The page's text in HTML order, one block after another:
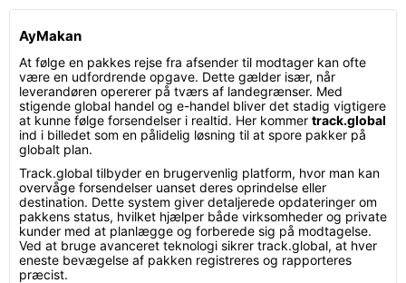
AyMakan
At følge en pakkes rejse fra afsender til modtager kan ofte
være en udfordrende opgave. Dette gælder især, når
leverandøren opererer på tværs af landegrænser. Med
stigende global handel og e-handel bliver det stadig vigtigere
at kunne følge forsendelser i realtid. Her kommer track.global
ind i billedet som en pålidelig løsning til at spore pakker på
globalt plan.
Track.global tilbyder en brugervenlig platform, hvor man kan
overvåge forsendelser uanset deres oprindelse eller
destination. Dette system giver detaljerede opdateringer om
pakkens status, hvilket hjælper både virksomheder og private
kunder med at planlægge og forberede sig på modtagelse.
Ved at bruge avanceret teknologi sikrer track.global, at hver
eneste bevægelse af pakken registreres og rapporteres
præcist.